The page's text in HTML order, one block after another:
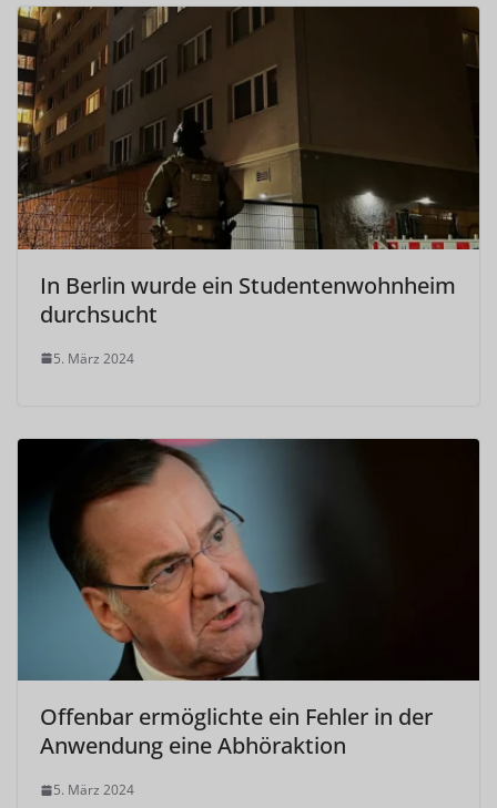
In Berlin wurde ein Studentenwohnheim
durchsucht
5. März 2024
Offenbar ermöglichte ein Fehler in der
Anwendung eine Abhöraktion
5. März 2024